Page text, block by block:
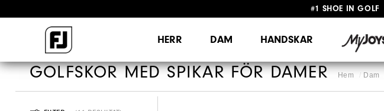
#1 SHOE IN
HERR DAM HANDSKAR
Hem Dam
GOLFSKOR MED SPIKAR FÖR DAMER